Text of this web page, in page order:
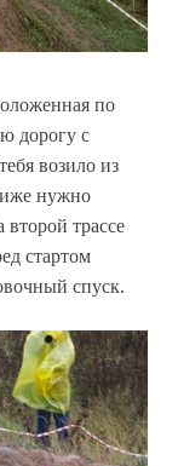
по
дорогу с
возило из
нужно
второй трассе
стартом
спуск.